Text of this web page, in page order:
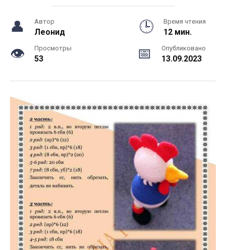
Автор
Леонид
Время чтения
12 мин.
Просмотры
53
Опубликовано
13.09.2023